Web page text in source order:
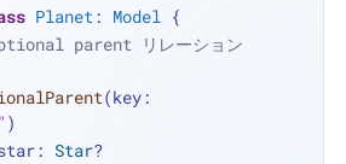
Planet: Model {
parent リレーション
)
Star?